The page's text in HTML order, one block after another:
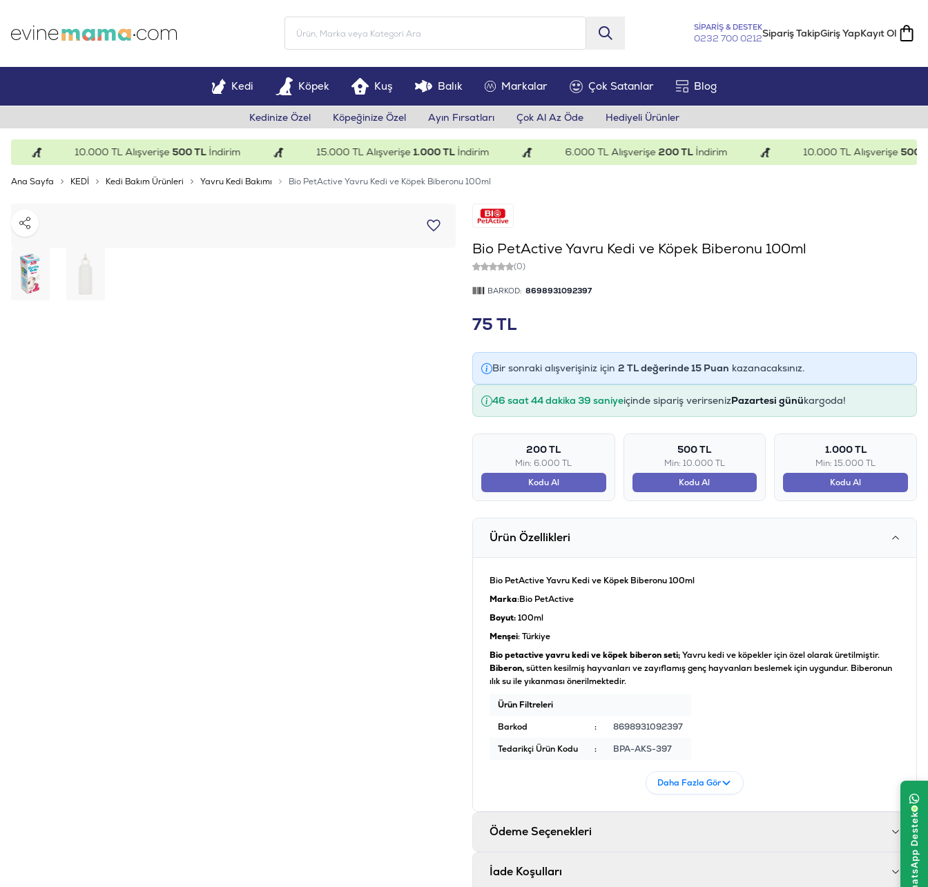
SİPARİŞ & DESTEK
0232 700 0212Sipariş TakipGiriş YapKayıt Ol
Kedi Köpek Kuş Balık Markalar Çok Satanlar Blog
Kedinize Özel Köpeğinize Özel Ayın Fırsatları Çok Al Az Öde Hediyeli Ürünler
10.000 TL Alışverişe500 TLİndirim 15.000 TL Alışverişe1.000 TLİndirim 6.000 TL Alışverişe200 TLİndirim 10.000 TL Alışverişe500 TL
Ana Sayfa KEDİ Kedi Bakım Ürünleri Yavru Kedi Bakımı Bio PetActive Yavru Kedi ve Köpek Biberonu 100ml
Paylaş
Bio PetActive Yavru Kedi ve Köpek Biberonu 100ml
(0)
BARKOD: 8698931092397
75TL
Bir sonraki alışverişiniz için 2 TL değerinde15Puan kazanacaksınız.
46 saat 44 dakika 39 saniyeiçinde sipariş verirsenizPazartesi günükargoda!
200 TL
Min: 6.000 TL
Kodu Al
500 TL
Min: 10.000 TL
Kodu Al
1.000 TL
Min: 15.000 TL
Kodu Al
Ürün Özellikleri
Bio PetActive Yavru Kedi ve Köpek Biberonu 100ml
Marka:Bio PetActive
Boyut:100ml
Menşei: Türkiye
Bio petactive yavru kedi ve köpek biberon seti;Yavru kedi ve köpekler için özel olarak üretilmiştir.
Biberon,sütten kesilmiş hayvanları ve zayıflamış genç hayvanları beslemek için uygundur. Biberonun
ılık su ile yıkanması önerilmektedir.
Ürün Filtreleri
Barkod
:
8698931092397
Tedarikçi Ürün Kodu
: BPA-AKS-397
Daha Fazla Gör
Ödeme Seçenekleri
İade Koşulları